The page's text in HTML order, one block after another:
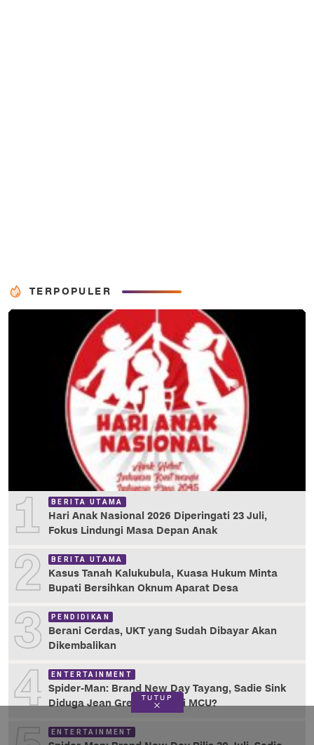
TERPOPULER
1 BERITA UTAMA
Hari Anak Nasional 2026 Diperingati 23 Juli,
Fokus Lindungi Masa Depan Anak
2 BERITA UTAMA
Kasus Tanah Kalukubula, Kuasa Hukum Minta
Bupati Bersihkan Oknum Aparat Desa
3 PENDIDIKAN
Berani Cerdas, UKT yang Sudah Dibayar Akan
Dikembalikan
4 ENTERTAINMENT
Spider-Man: Brand New Day Tayang, Sadie Sink
Diduga Jean Grey, X-Men di MCU?
ENTERTAINMENT
TUTUP